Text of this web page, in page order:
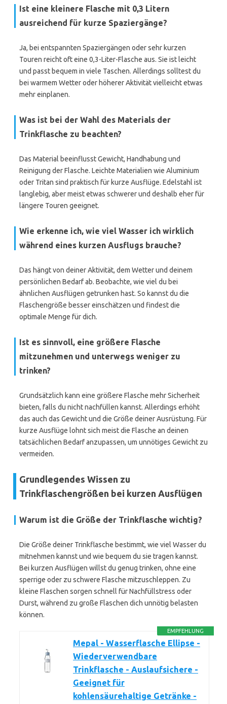
Ist eine kleinere Flasche mit 0,3 Litern
ausreichend für kurze Spaziergänge?
Ja, bei entspannten Spaziergängen oder sehr kurzen
Touren reicht oft eine 0,3-Liter-Flasche aus. Sie ist leicht
und passt bequem in viele Taschen. Allerdings solltest du
bei warmem Wetter oder höherer Aktivität vielleicht etwas
mehr einplanen.
Was ist bei der Wahl des Materials der
Trinkflasche zu beachten?
Das Material beeinflusst Gewicht, Handhabung und
Reinigung der Flasche. Leichte Materialien wie Aluminium
oder Tritan sind praktisch für kurze Ausflüge. Edelstahl ist
langlebig, aber meist etwas schwerer und deshalb eher für
längere Touren geeignet.
Wie erkenne ich, wie viel Wasser ich wirklich
während eines kurzen Ausflugs brauche?
Das hängt von deiner Aktivität, dem Wetter und deinem
persönlichen Bedarf ab. Beobachte, wie viel du bei
ähnlichen Ausflügen getrunken hast. So kannst du die
Flaschengröße besser einschätzen und findest die
optimale Menge für dich.
Ist es sinnvoll, eine größere Flasche
mitzunehmen und unterwegs weniger zu
trinken?
Grundsätzlich kann eine größere Flasche mehr Sicherheit
bieten, falls du nicht nachfüllen kannst. Allerdings erhöht
das auch das Gewicht und die Größe deiner Ausrüstung. Für
kurze Ausflüge lohnt sich meist die Flasche an deinen
tatsächlichen Bedarf anzupassen, um unnötiges Gewicht zu
vermeiden.
Grundlegendes Wissen zu
Trinkflaschengrößen bei kurzen Ausflügen
Warum ist die Größe der Trinkflasche wichtig?
Die Größe deiner Trinkflasche bestimmt, wie viel Wasser du
mitnehmen kannst und wie bequem du sie tragen kannst.
Bei kurzen Ausflügen willst du genug trinken, ohne eine
sperrige oder zu schwere Flasche mitzuschleppen. Zu
kleine Flaschen sorgen schnell für Nachfüllstress oder
Durst, während zu große Flaschen dich unnötig belasten
können.
EMPFEHLUNG
Mepal - Wasserflasche Ellipse -
Wiederverwendbare
Trinkflasche - Auslaufsichere -
Geeignet für
kohlensäurehaltige Getränke -